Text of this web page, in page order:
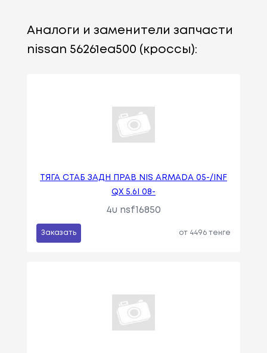
Аналоги и заменители запчасти
nissan 56261ea500 (кроссы):
ТЯГА СТАБ ЗАДН ПРАВ NIS ARMADA 05-/INF
QX 5.6I 08-
4u nsf16850
Заказать от 4496 тенге